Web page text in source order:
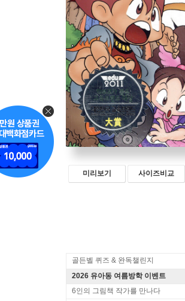
미리보기 사이즈비교
골든벨 퀴즈 & 완독챌린지
2026 유아동 여름방학 이벤트
6인의 그림책 작가를 만나다